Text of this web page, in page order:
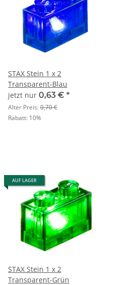
STAX Stein 1 x 2
Transparent-Blau
jetzt nur 0,63 € *
Alter Preis:0,70 €
Rabatt: 10%
AUF LAGER
STAX Stein 1 x 2
Transparent-Grün